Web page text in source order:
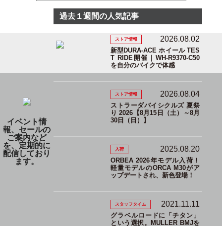
過去１週間の人気記事
ストア情報 2026.08.02
新型DURA-ACE ホイール TES
T RIDE開催｜WH-R9370-C50
を自分のバイクで体感
ストア情報 2026.08.04
ストラーダバイシクルズ 夏祭
り 2026【8月15日（土）～8月
30日（日）】
入荷 2025.08.20
ORBEA 2026年モデル入荷！
軽量モデルのORCA M30がア
ップデートされ、新色登場！
スタッフタイム 2021.11.11
グラベルロードに「チタン」
という選択。MULLER BMJを
イベント情
報、セールの
ご案内など
を、定期的に
配信しており
ます。